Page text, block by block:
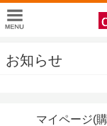
お知らせ
マイページ(